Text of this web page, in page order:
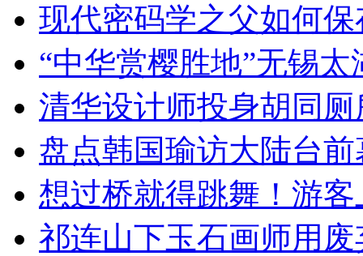
现代密码学之父如何
“中华赏樱胜地”无锡
清华设计师投身胡同
盘点韩国瑜访大陆台
想过桥就得跳舞！游客
祁连山下玉石画师用